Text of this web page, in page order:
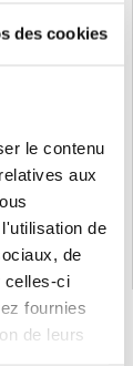
des cookies
le contenu
aux
de
de
celles-ci
fournies
de leurs
de doigts
revêtement
Samsung,